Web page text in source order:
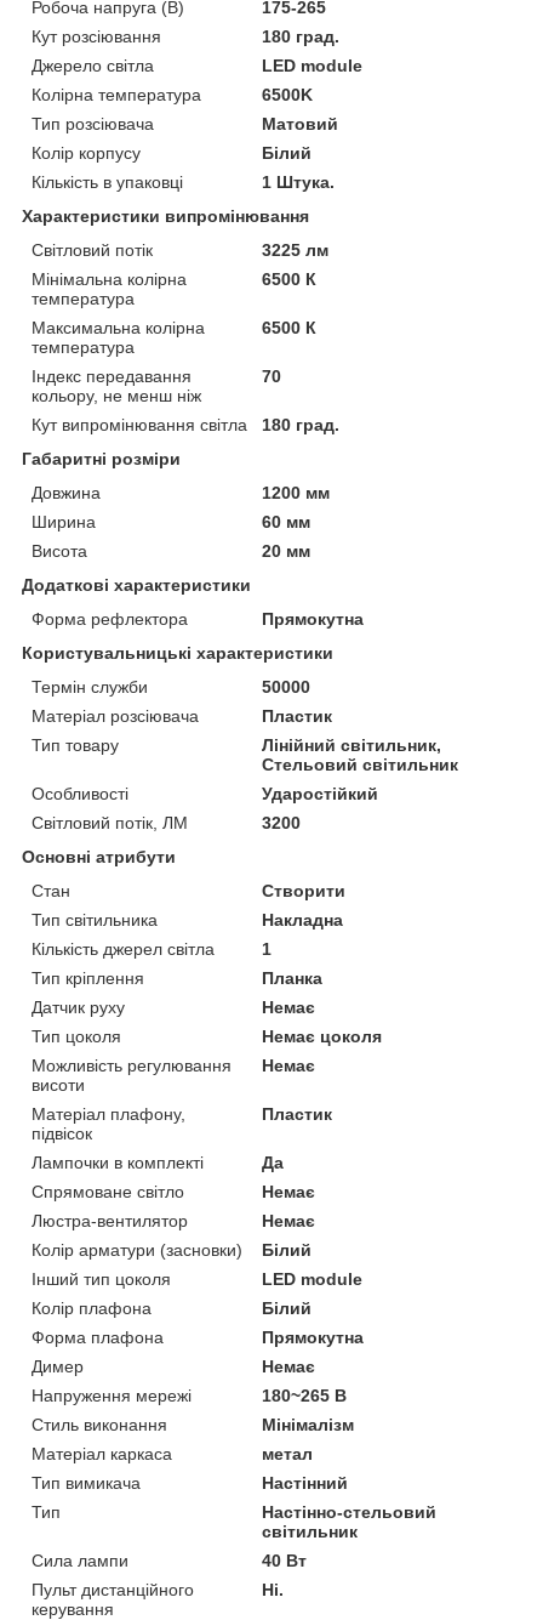
Робоча напруга (В)
175-265
Кут розсіювання
180 град.
Джерело світла
LED module
Колірна температура
6500K
Тип розсіювача
Матовий
Колір корпусу
Білий
Кількість в упаковці
1 Штука.
Характеристики випромінювання
Світловий потік
3225 лм
Мінімальна колірна
температура
6500 К
Максимальна колірна
температура
6500 К
Індекс передавання
кольору, не менш ніж
70
Кут випромінювання світла
180 град.
Габаритні розміри
Довжина
1200 мм
Ширина
60 мм
Висота
20 мм
Додаткові характеристики
Форма рефлектора
Прямокутна
Користувальницькі характеристики
Термін служби
50000
Матеріал розсіювача
Пластик
Тип товару
Лінійний світильник,
Стельовий світильник
Особливості
Ударостійкий
Світловий потік, ЛМ
3200
Основні атрибути
Стан
Створити
Тип світильника
Накладна
Кількість джерел світла
1
Тип кріплення
Планка
Датчик руху
Немає
Тип цоколя
Немає цоколя
Можливість регулювання
висоти
Немає
Матеріал плафону,
підвісок
Пластик
Лампочки в комплекті
Да
Спрямоване світло
Немає
Люстра-вентилятор
Немає
Колір арматури (засновки)
Білий
Інший тип цоколя
LED module
Колір плафона
Білий
Форма плафона
Прямокутна
Димер
Немає
Напруження мережі
180~265 В
Стиль виконання
Мінімалізм
Матеріал каркаса
метал
Тип вимикача
Настінний
Тип
Настінно-стельовий
світильник
Сила лампи
40 Вт
Пульт дистанційного
керування
Ні.